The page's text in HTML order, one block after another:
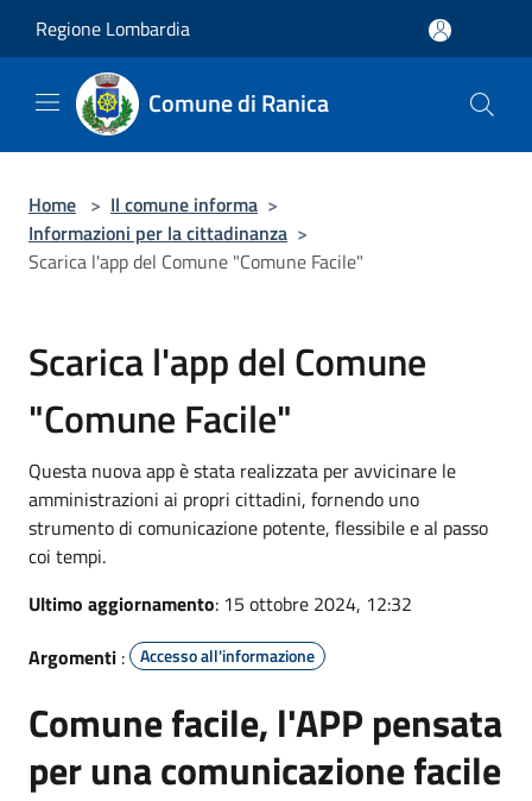
Regione Lombardia
Comune di Ranica
Home > Il comune informa >
Informazioni per la cittadinanza >
Scarica l'app del Comune "Comune Facile"
Scarica l'app del Comune
"Comune Facile"
Questa nuova app è stata realizzata per avvicinare le
amministrazioni ai propri cittadini, fornendo uno
strumento di comunicazione potente, flessibile e al passo
coi tempi.
Ultimo aggiornamento: 15 ottobre 2024, 12:32
Argomenti : Accesso all'informazione
Comune facile, l'APP pensata
per una comunicazione facile